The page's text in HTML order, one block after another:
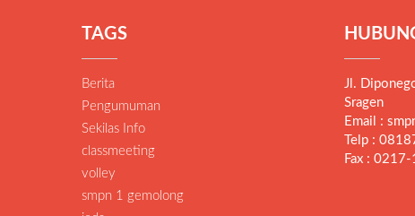
TAGS
Berita
Pengumuman
Sekilas Info
classmeeting
volley
smpn 1 gemolong
Jl.
Sragen
Email :
Telp :
Fax :